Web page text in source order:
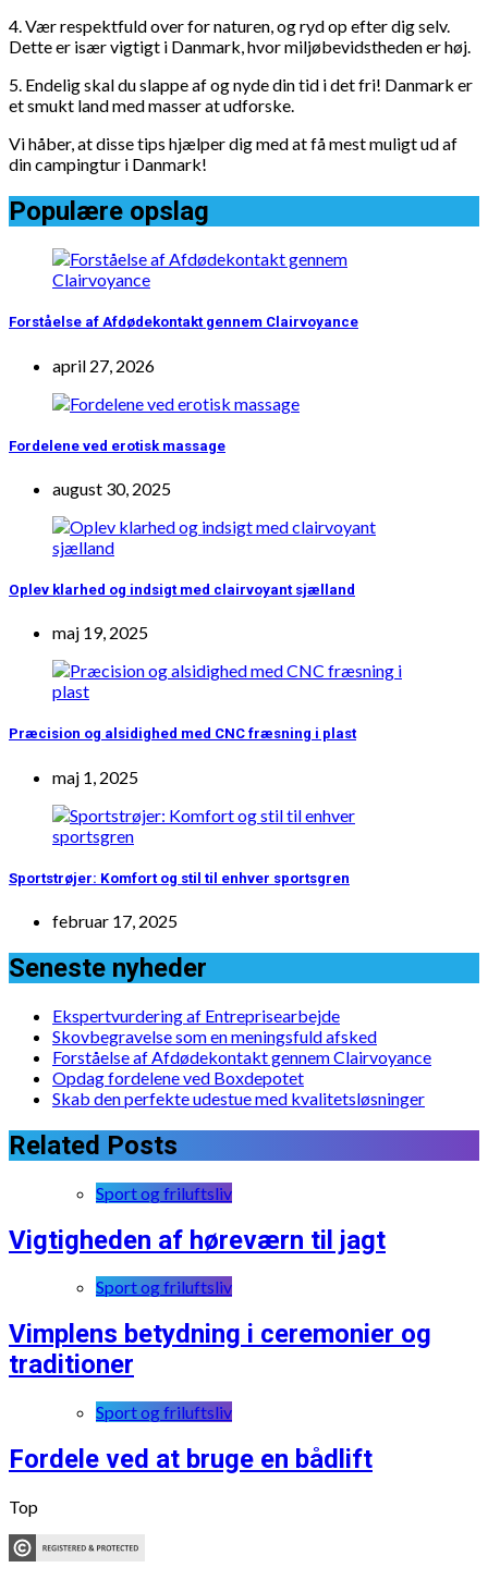
4. Vær respektfuld over for naturen, og ryd op efter dig selv.
Dette er især vigtigt i Danmark, hvor miljøbevidstheden er høj.
5. Endelig skal du slappe af og nyde din tid i det fri! Danmark er
et smukt land med masser at udforske.
Vi håber, at disse tips hjælper dig med at få mest muligt ud af
din campingtur i Danmark!
Populære opslag
Forståelse af Afdødekontakt gennem Clairvoyance
april 27, 2026
Fordelene ved erotisk massage
august 30, 2025
Oplev klarhed og indsigt med clairvoyant sjælland
maj 19, 2025
Præcision og alsidighed med CNC fræsning i plast
maj 1, 2025
Sportstrøjer: Komfort og stil til enhver sportsgren
februar 17, 2025
Seneste nyheder
Ekspertvurdering af Entreprisearbejde
Skovbegravelse som en meningsfuld afsked
Forståelse af Afdødekontakt gennem Clairvoyance
Opdag fordelene ved Boxdepotet
Skab den perfekte udestue med kvalitetsløsninger
Related Posts
Sport og friluftsliv
Vigtigheden af høreværn til jagt
Sport og friluftsliv
Vimplens betydning i ceremonier og
traditioner
Sport og friluftsliv
Fordele ved at bruge en bådlift
Top